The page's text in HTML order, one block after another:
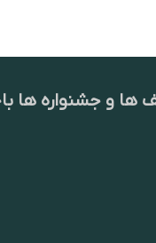
ها و جشنواره ها